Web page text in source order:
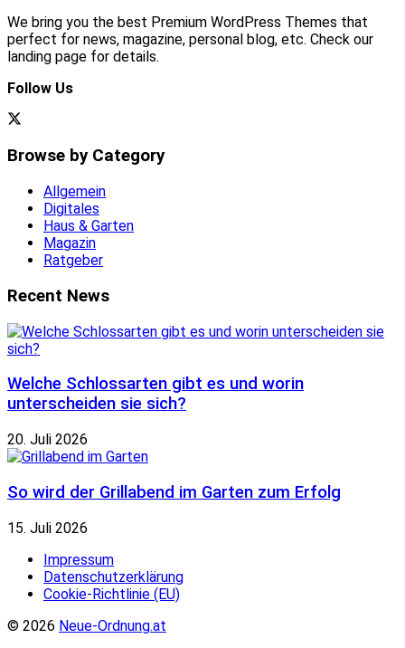
We bring you the best Premium WordPress Themes that
perfect for news, magazine, personal blog, etc. Check our
landing page for details.
Follow Us
Browse by Category
Allgemein
Digitales
Haus & Garten
Magazin
Ratgeber
Recent News
Welche Schlossarten gibt es und worin
unterscheiden sie sich?
20. Juli 2026
So wird der Grillabend im Garten zum Erfolg
15. Juli 2026
Impressum
Datenschutzerklärung
Cookie-Richtlinie (EU)
© 2026 Neue-Ordnung.at